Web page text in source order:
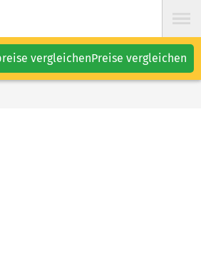
vergleichenPreise vergleichen